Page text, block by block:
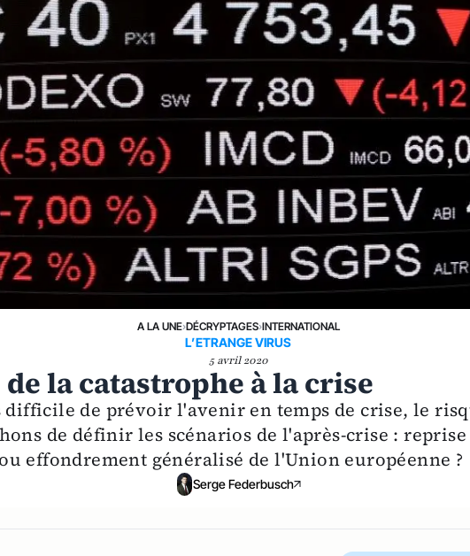
A LA UNE›DÉCRYPTAGES›INTERNATIONAL
L’ETRANGE VIRUS
5 avril 2020
de la catastrophe à la crise
difficile de prévoir l'avenir en temps de crise, le
de définir les scénarios de l'après-crise :
effondrement généralisé de l'Union européenne ?
Serge Federbusch